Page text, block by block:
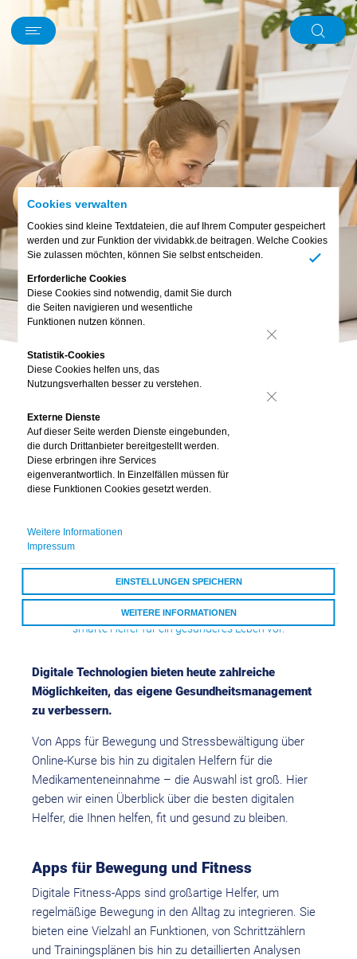
Cookies verwalten
Cookies sind kleine Textdateien, die auf Ihrem Computer gespeichert
werden und zur Funktion der vividabkk.de beitragen. Welche Cookies
Sie zulassen möchten, können Sie selbst entscheiden.
Erforderliche Cookies
Diese Cookies sind notwendig, damit Sie durch
die Seiten navigieren und wesentliche
Funktionen nutzen können.
Statistik-Cookies
Diese Cookies helfen uns, das
Nutzungsverhalten besser zu verstehen.
Externe Dienste
Auf dieser Seite werden Dienste eingebunden,
die durch Drittanbieter bereitgestellt werden.
Diese erbringen ihre Services
eigenverantwortlich. In Einzelfällen müssen für
diese Funktionen Cookies gesetzt werden.
Weitere Informationen
Impressum
EINSTELLUNGEN SPEICHERN
WEITERE INFORMATIONEN
– digitale Helfer im
Überblick
Apps und Tools unterstützen Sie bei Bewegung, Schlaf,
Medikamenteneinnahme und mehr. Wir stellen Ihnen
smarte Helfer für ein gesünderes Leben vor.
Digitale Technologien bieten heute zahlreiche
Möglichkeiten, das eigene Gesundheitsmanagement
zu verbessern.
Von Apps für Bewegung und Stress­bewältigung über
Online-Kurse bis hin zu digitalen Helfern für die
Medikamenten­einnahme – die Auswahl ist groß. Hier
geben wir einen Überblick über die besten digitalen
Helfer, die Ihnen helfen, fit und gesund zu bleiben.
Apps für Bewegung und Fitness
Digitale Fitness-Apps sind großartige Helfer, um
regelmäßige Bewegung in den Alltag zu integrieren. Sie
bieten eine Vielzahl an Funktionen, von Schritt­zählern
und Trainings­plänen bis hin zu detaillierten Analysen
Schwerpunkt
Kurz und knapp
Ernährung
Bewusst leben
Familie & Freunde
Piet
Abo & Gewinnspiel